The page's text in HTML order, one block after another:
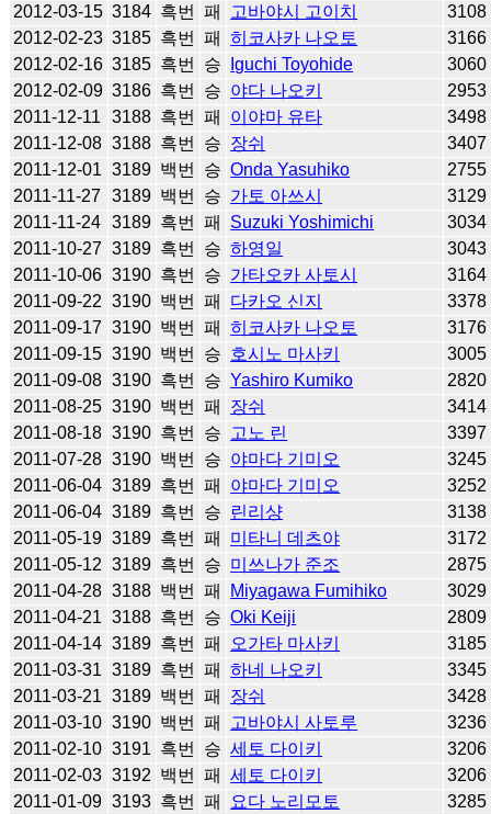
2012-03-15 3184 흑번 패 고바야시 고이치
3108
2012-02-23 3185 흑번 패 히코사카 나오토
3166
2012-02-16 3185 흑번 승 Iguchi Toyohide
3060
2012-02-09 3186 흑번 승 야다 나오키
2953
2011-12-11
3188 흑번 패 이야마 유타
3498
2011-12-08 3188 흑번 승 장쉬
3407
2011-12-01 3189 백번 승 Onda Yasuhiko
2755
2011-11-27
3189 백번 승 가토 아쓰시
3129
2011-11-24 3189 흑번 패 Suzuki Yoshimichi
3034
2011-10-27 3189 흑번 승 하영일
3043
2011-10-06 3190 흑번 승 가타오카 사토시
3164
2011-09-22 3190 백번 패 다카오 신지
3378
2011-09-17 3190 백번 패 히코사카 나오토
3176
2011-09-15 3190 백번 승 호시노 마사키
3005
2011-09-08 3190 흑번 승 Yashiro Kumiko
2820
2011-08-25 3190 백번 패 장쉬
3414
2011-08-18 3190 흑번 승 고노 린
3397
2011-07-28 3190 백번 승 야마다 기미오
3245
2011-06-04 3189 흑번 패 야마다 기미오
3252
2011-06-04 3189 흑번 승 린리샹
3138
2011-05-19 3189 흑번 패 미타니 데츠야
3172
2011-05-12 3189 흑번 승 미쓰나가 준조
2875
2011-04-28 3188 백번 패 Miyagawa Fumihiko
3029
2011-04-21 3188 흑번 승 Oki Keiji
2809
2011-04-14 3189 흑번 패 오가타 마사키
3185
2011-03-31 3189 흑번 패 하네 나오키
3345
2011-03-21 3189 백번 패 장쉬
3428
2011-03-10 3190 백번 패 고바야시 사토루
3236
2011-02-10 3191 흑번 승 세토 다이키
3206
2011-02-03 3192 백번 패 세토 다이키
3206
2011-01-09 3193 흑번 패 요다 노리모토
3285